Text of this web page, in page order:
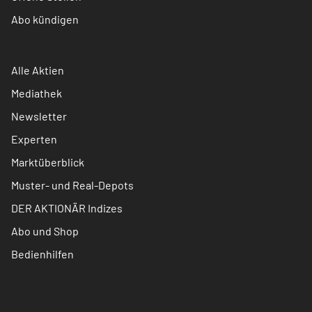
Abo kündigen
Alle Aktien
Mediathek
Newsletter
Experten
Marktüberblick
Muster- und Real-Depots
DER AKTIONÄR Indizes
Abo und Shop
Bedienhilfen